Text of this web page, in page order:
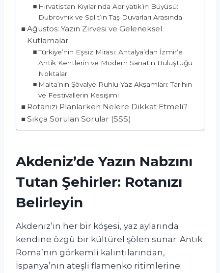
Hırvatistan Kıyılarında Adriyatik’in Büyüsü:
Dubrovnik ve Split’in Taş Duvarları Arasında
Ağustos: Yazın Zirvesi ve Geleneksel
Kutlamalar
Türkiye’nin Eşsiz Mirası: Antalya’dan İzmir’e
Antik Kentlerin ve Modern Sanatın Buluştuğu
Noktalar
Malta’nın Şövalye Ruhlu Yaz Akşamları: Tarihin
ve Festivallerin Kesişimi
Rotanızı Planlarken Nelere Dikkat Etmeli?
Sıkça Sorulan Sorular (SSS)
Akdeniz’de Yazın Nabzını
Tutan Şehirler: Rotanızı
Belirleyin
Akdeniz’in her bir köşesi, yaz aylarında
kendine özgü bir kültürel şölen sunar. Antik
Roma’nın görkemli kalıntılarından,
İspanya’nın ateşli flamenko ritimlerine;